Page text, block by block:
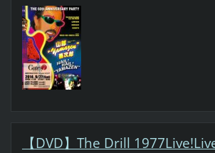
【DVD】The Drill